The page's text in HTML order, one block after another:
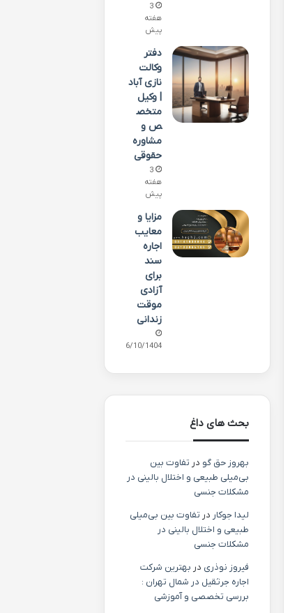
3
هفته
پیش
دفتر
وکالت
نازی آباد
| وکیل
متخص
ص و
مشاوره
حقوقی
3
هفته
پیش
مزایا و
معایب
اجاره
سند
برای
آزادی
موقت
زندانی
06/10/1404
بحث های داغ
بهروز حق گو در تفاوت بین
بی‌میلی طبیعی و اختلال بالینی در
مشکلات جنسی
لیدا جوکار در تفاوت بین بی‌میلی
طبیعی و اختلال بالینی در
مشکلات جنسی
فیروز نوذری در بهترین شرکت
اجاره جرثقیل در شمال تهران :
بررسی تخصصی و آموزشی